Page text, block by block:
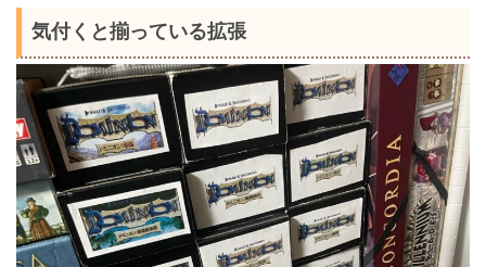
気付くと揃っている拡張